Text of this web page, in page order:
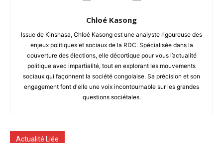
Chloé Kasong
Issue de Kinshasa, Chloé Kasong est une analyste rigoureuse des
enjeux politiques et sociaux de la RDC. Spécialisée dans la
couverture des élections, elle décortique pour vous l’actualité
politique avec impartialité, tout en explorant les mouvements
sociaux qui façonnent la société congolaise. Sa précision et son
engagement font d'elle une voix incontournable sur les grandes
questions sociétales.
Actualité Liée